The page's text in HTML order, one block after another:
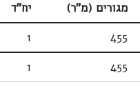
מגורים (מ"ר)
יח"ד
455
1
455
1